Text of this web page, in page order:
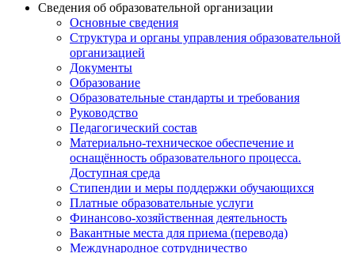
Сведения об образовательной организации
Основные сведения
Структура и органы управления образовательной
организацией
Документы
Образование
Образовательные стандарты и требования
Руководство
Педагогический состав
Материально-техническое обеспечение и
оснащённость образовательного процесса.
Доступная среда
Стипендии и меры поддержки обучающихся
Платные образовательные услуги
Финансово-хозяйственная деятельность
Вакантные места для приема (перевода)
Международное сотрудничество